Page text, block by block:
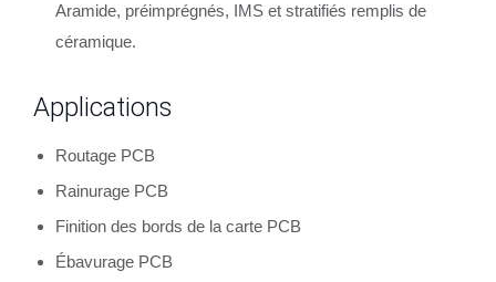
Aramide, préimprégnés, IMS et stratifiés remplis de
céramique.
Applications
Routage PCB
Rainurage PCB
Finition des bords de la carte PCB
Ébavurage PCB